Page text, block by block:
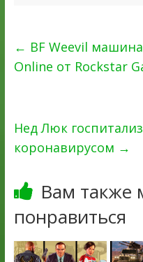
← BF Weevil
Online от Rockstar
Нед Люк
коронавирусом →
Вам также
понравиться